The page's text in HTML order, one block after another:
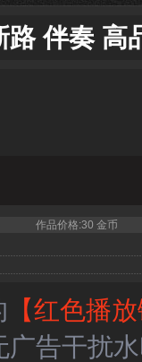
路 伴奏 高
作品价格:30 金币
【红色播
告干扰